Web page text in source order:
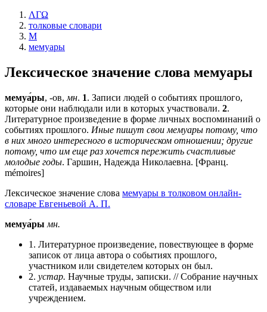
ΛΓΩ
толковые словари
М
мемуары
Лексическое значение слова мемуары
мемуа́ры, -ов, мн. 1. Записи людей о событиях прошлого,
которые они наблюдали или в которых участвовали. 2.
Литературное произведение в форме личных воспоминаний о
событиях прошлого. Иные пишут свои мемуары потому, что
в них много интересного в историческом отношении; другие
потому, что им еще раз хочется пережить счастливые
молодые годы. Гаршин, Надежда Николаевна. [Франц.
mémoires]
Лексическое значение слова мемуары в толковом онлайн-
словаре Евгеньевой А. П.
мемуа́ры мн.
1. Литературное произведение, повествующее в форме
записок от лица автора о событиях прошлого,
участником или свидетелем которых он был.
2. устар. Научные труды, записки. // Собрание научных
статей, издаваемых научным обществом или
учреждением.